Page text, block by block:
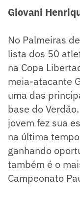
Giovani
No Palmeiras
lista dos 50
na Copa
meia-atacante
uma das
base do
jovem fez sua
na última
ganhando
também é o
Campeonato